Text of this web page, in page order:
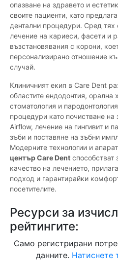
опазване на здравето и
своите пациенти, като
дентални процедури. Сред тях
лечение на кариеси, фасети и
възстановявания с корони,
персонализирано отношение
случай.
Клиничният екип в Care Dent
областите ендодонтия, орална
стоматология и
процедури като почистване
Airflow, лечение на гингивит и
зъби и поставяне на зъбни
Модерните технологии и
център Care Dent способстват
качество на лечението,
подход и гарантирайки
посетителите.
Ресурси за
рейтингите:
Само регистрирани
данните. Натиснете